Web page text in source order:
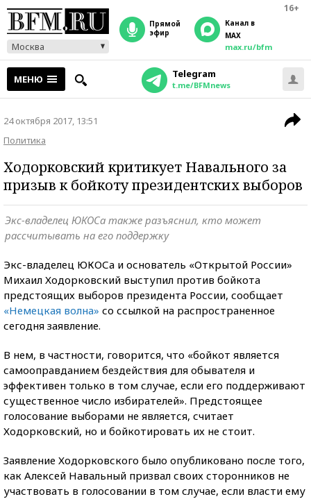
16+
Москва
прямой
эфир
Канал в
MAX
max.ru/bfm
МЕНЮ Telegram
t.me/BFMnews
24 октября 2017, 13:51
Политика
Ходорковский критикует Навального за
призыв к бойкоту президентских выборов
Экс-владелец ЮКОСа также разъяснил, кто может
рассчитывать на его поддержку
Экс-владелец ЮКОСа и основатель «Открытой России»
Михаил Ходорковский выступил против бойкота
предстоящих выборов президента России, сообщает
«Немецкая волна» со ссылкой на распространенное
сегодня заявление.
В нем, в частности, говорится, что «бойкот является
самооправданием бездействия для обывателя и
эффективен только в том случае, если его поддерживают
существенное число избирателей». Предстоящее
голосование выборами не является, считает
Ходорковский, но и бойкотировать их не стоит.
Заявление Ходорковского было опубликовано после того,
как Алексей Навальный призвал своих сторонников не
участвовать в голосовании в том случае, если власти ему